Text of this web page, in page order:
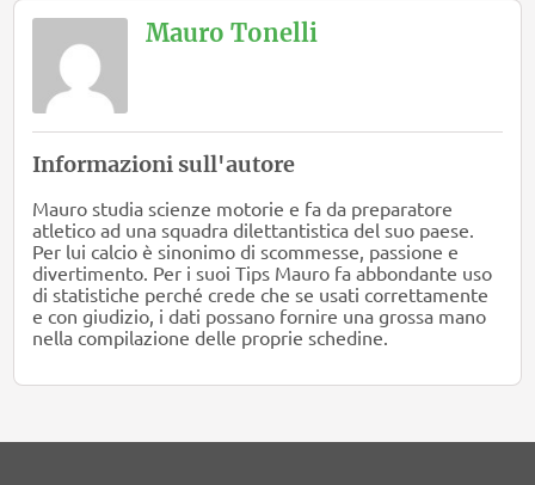
Mauro Tonelli
Informazioni sull'autore
Mauro studia scienze motorie e fa da preparatore
atletico ad una squadra dilettantistica del suo paese.
Per lui calcio è sinonimo di scommesse, passione e
divertimento. Per i suoi Tips Mauro fa abbondante uso
di statistiche perché crede che se usati correttamente
e con giudizio, i dati possano fornire una grossa mano
nella compilazione delle proprie schedine.